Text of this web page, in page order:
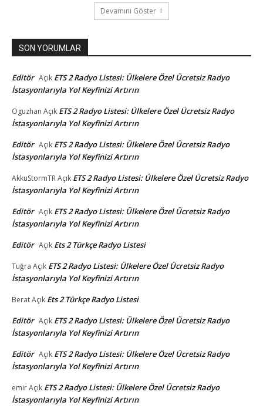
Devamını Göster
SON YORUMLAR
Editör Açık ETS 2 Radyo Listesi: Ülkelere Özel Ücretsiz Radyo
İstasyonlarıyla Yol Keyfinizi Artırın
Oguzhan Açık ETS 2 Radyo Listesi: Ülkelere Özel Ücretsiz Radyo
İstasyonlarıyla Yol Keyfinizi Artırın
Editör Açık ETS 2 Radyo Listesi: Ülkelere Özel Ücretsiz Radyo
İstasyonlarıyla Yol Keyfinizi Artırın
AkkuStormTRAçık ETS 2 Radyo Listesi: Ülkelere Özel Ücretsiz Radyo
İstasyonlarıyla Yol Keyfinizi Artırın
Editör Açık ETS 2 Radyo Listesi: Ülkelere Özel Ücretsiz Radyo
İstasyonlarıyla Yol Keyfinizi Artırın
Editör Açık Ets 2 Türkçe Radyo Listesi
Tuğra Açık ETS 2 Radyo Listesi: Ülkelere Özel Ücretsiz Radyo
İstasyonlarıyla Yol Keyfinizi Artırın
BeratAçık Ets 2 Türkçe Radyo Listesi
Editör Açık ETS 2 Radyo Listesi: Ülkelere Özel Ücretsiz Radyo
İstasyonlarıyla Yol Keyfinizi Artırın
Editör Açık ETS 2 Radyo Listesi: Ülkelere Özel Ücretsiz Radyo
İstasyonlarıyla Yol Keyfinizi Artırın
emirAçık ETS 2 Radyo Listesi: Ülkelere Özel Ücretsiz Radyo
İstasyonlarıyla Yol Keyfinizi Artırın